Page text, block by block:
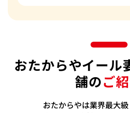
おたからやイール
舗のご
おたからやは業界最大